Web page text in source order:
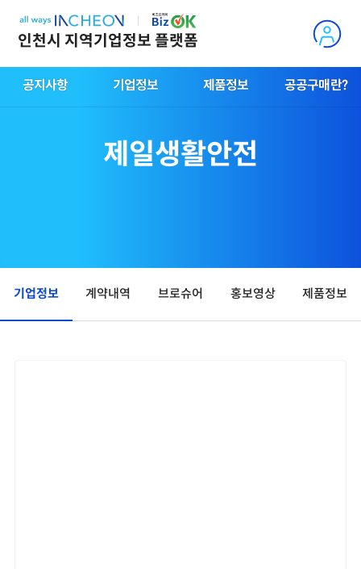
인천시 지역기업정보 플랫폼
공지사항 기업정보 제품정보 공공구매란?
제일생활안전
기업정보 계약내역 브로슈어 홍보영상 제품정보